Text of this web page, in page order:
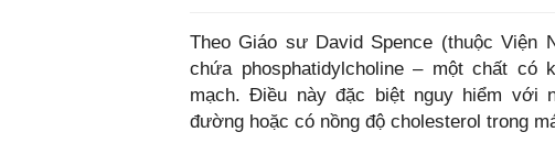
Theo Giáo sư David Spence (thuộc Viện
chứa phosphatidylcholine – một chất
mạch. Điều này đặc biệt nguy hiểm với
đường hoặc có nồng độ cholesterol trong